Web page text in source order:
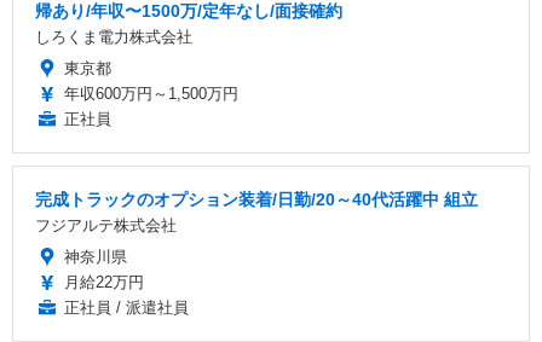
帰あり/年収〜1500万/定年なし/面接確約
しろくま電力株式会社
東京都
年収600万円～1,500万円
正社員
完成トラックのオプション装着/日勤/20～40代活躍中 組立
フジアルテ株式会社
神奈川県
月給22万円
正社員 / 派遣社員